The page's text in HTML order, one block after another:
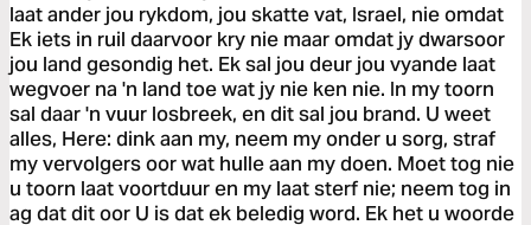
laat ander jou rykdom, jou skatte vat, Israel, nie omdat
Ek iets in ruil daarvoor kry nie maar omdat jy dwarsoor
jou land gesondig het. Ek sal jou deur jou vyande laat
wegvoer na 'n land toe wat jy nie ken nie. In my toorn
sal daar 'n vuur losbreek, en dit sal jou brand. U weet
alles, Here: dink aan my, neem my onder u sorg, straf
my vervolgers oor wat hulle aan my doen. Moet tog nie
u toorn laat voortduur en my laat sterf nie; neem tog in
ag dat dit oor U is dat ek beledig word. Ek het u woorde